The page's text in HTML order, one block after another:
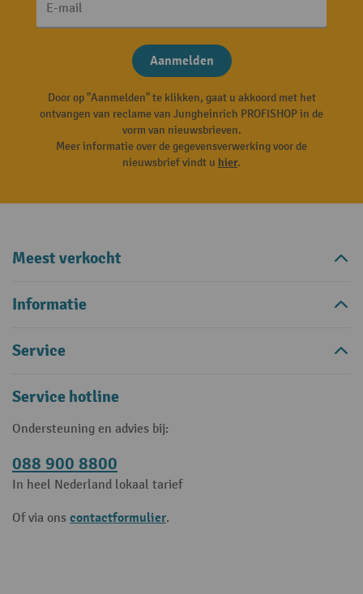
E-mail
Aanmelden
Door op "Aanmelden" te klikken, gaat u akkoord met het
ontvangen van reclame van Jungheinrich PROFISHOP in de
vorm van nieuwsbrieven.
Meer informatie over de gegevensverwerking voor de
nieuwsbrief vindt u hier.
Meest verkocht
Informatie
Service
Service hotline
Ondersteuning en advies bij:
088 900 8800
In heel Nederland lokaal tarief
Of via ons contactformulier.